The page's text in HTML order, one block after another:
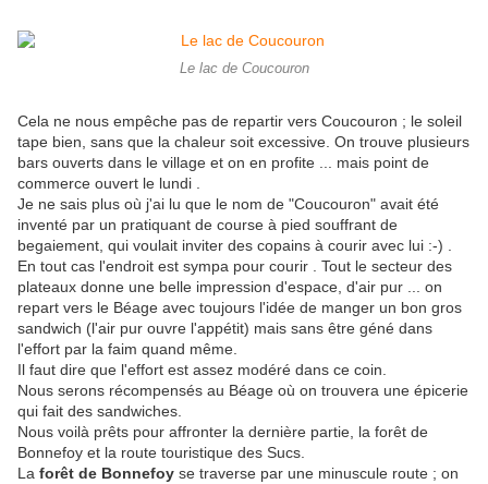
Le lac de Coucouron
Cela ne nous empêche pas de repartir vers Coucouron ; le soleil
tape bien, sans que la chaleur soit excessive. On trouve plusieurs
bars ouverts dans le village et on en profite ... mais point de
commerce ouvert le lundi .
Je ne sais plus où j'ai lu que le nom de "Coucouron" avait été
inventé par un pratiquant de course à pied souffrant de
begaiement, qui voulait inviter des copains à courir avec lui :-) .
En tout cas l'endroit est sympa pour courir . Tout le secteur des
plateaux donne une belle impression d'espace, d'air pur ... on
repart vers le Béage avec toujours l'idée de manger un bon gros
sandwich (l'air pur ouvre l'appétit) mais sans être géné dans
l'effort par la faim quand même.
Il faut dire que l'effort est assez modéré dans ce coin.
Nous serons récompensés au Béage où on trouvera une épicerie
qui fait des sandwiches.
Nous voilà prêts pour affronter la dernière partie, la forêt de
Bonnefoy et la route touristique des Sucs.
La forêt de Bonnefoy se traverse par une minuscule route ; on